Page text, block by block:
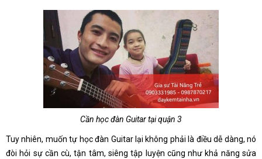
Cần học đàn Guitar tại quận 3
Tuy nhiên, muốn tự học đàn Guitar lại không phải là điều dễ dàng, nó
đòi hỏi sự cần cù, tận tâm, siêng tập luyện cũng như khả năng sửa